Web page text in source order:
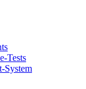
Tests
System